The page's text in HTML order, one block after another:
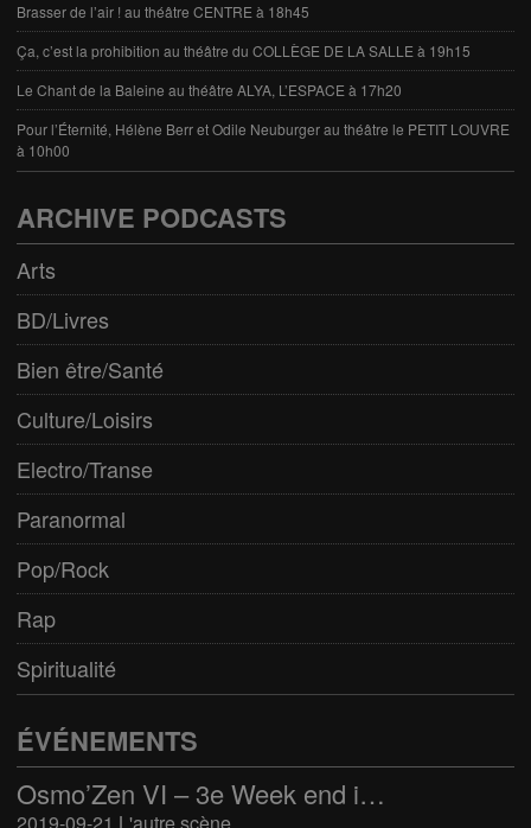
Brasser de l’air ! au théâtre CENTRE à 18h45
Ça, c’est la prohibition au théâtre du COLLÈGE DE LA SALLE à 19h15
Le Chant de la Baleine au théâtre ALYA, L’ESPACE à 17h20
Pour l’Éternité, Hélène Berr et Odile Neuburger au théâtre le PETIT LOUVRE
à 10h00
ARCHIVE PODCASTS
Arts
BD/Livres
Bien être/Santé
Culture/Loisirs
Electro/Transe
Paranormal
Pop/Rock
Rap
Spiritualité
ÉVÉNEMENTS
Osmo’Zen VI – 3e Week end international du bien-être